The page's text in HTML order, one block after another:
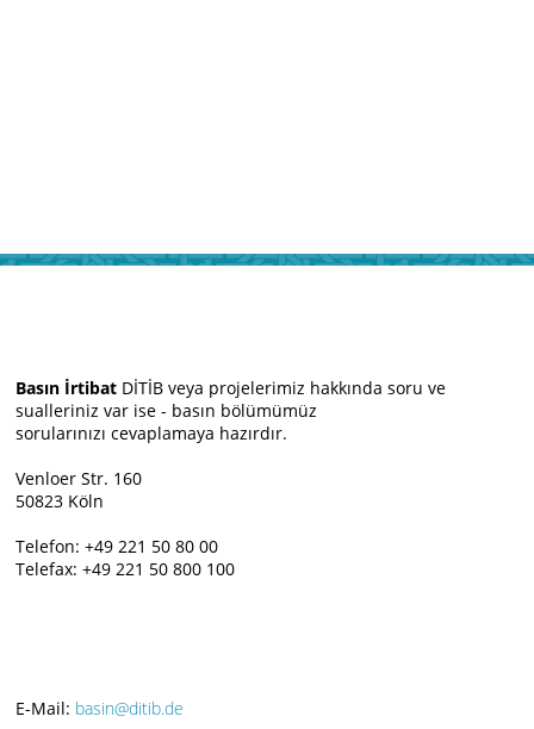
Basın İrtibat DİTİB veya projelerimiz hakkında soru ve
sualleriniz var ise - basın bölümümüz
sorularınızı cevaplamaya hazırdır.
Venloer Str. 160
50823 Köln
Telefon: +49 221 50 80 00
Telefax: +49 221 50 800 100
E-Mail: basin@ditib.de